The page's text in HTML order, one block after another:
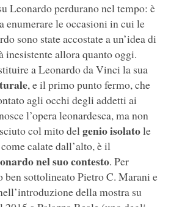
Leonardo perdurano nel tempo: è
enumerare le occasioni in cui le
sono state accostate a un’idea di
allora quanto oggi.
a Leonardo da Vinci la sua
, e il primo punto fermo, che
agli occhi degli addetti ai
l’opera leonardesca, ma non
col mito delgenio isolatole
calate dall’alto, è il
nel suo contesto. Per
ben sottolineato Pietro C. Marani e
della mostra su